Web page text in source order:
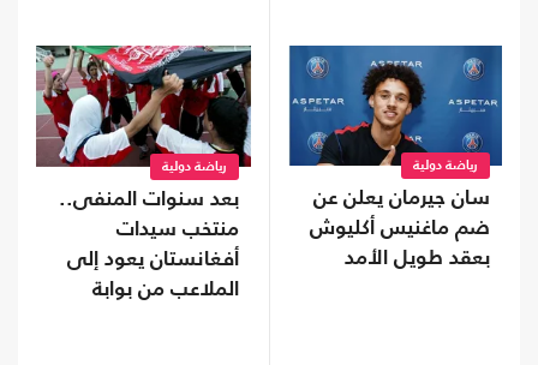
رياضة دولية
سان جيرمان يعلن عن
ضم ماغنيس أكليوش
بعقد طويل الأمد
رياضة دولية
بعد سنوات المنفى..
منتخب سيدات
أفغانستان يعود إلى
الملاعب من بوابة